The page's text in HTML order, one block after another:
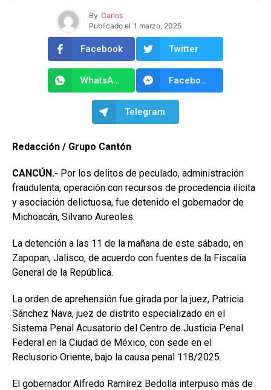
By Carlos
Publicado el 1 marzo, 2025
Facebook Twitter
WhatsApp Facebook Messenger
Telegram
Redacción / Grupo Cantón
CANCÚN.- Por los delitos de peculado, administración
fraudulenta, operación con recursos de procedencia ilícita
y asociación delictuosa, fue detenido el gobernador de
Michoacán, Silvano Aureoles.
La detención a las 11 de la mañana de este sábado, en
Zapopan, Jalisco, de acuerdo con fuentes de la Fiscalía
General de la República.
La orden de aprehensión fue girada por la juez, Patricia
Sánchez Nava, juez de distrito especializado en el
Sistema Penal Acusatorio del Centro de Justicia Penal
Federal en la Ciudad de México, con sede en el
Reclusorio Oriente, bajo la causa penal 118/2025.
El gobernador Alfredo Ramírez Bedolla interpuso más de